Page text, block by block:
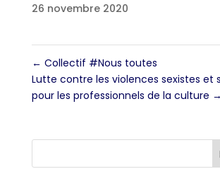
26 novembre 2020
← Collectif #Nous toutes
Lutte contre les violences sexistes et
pour les professionnels de la culture →